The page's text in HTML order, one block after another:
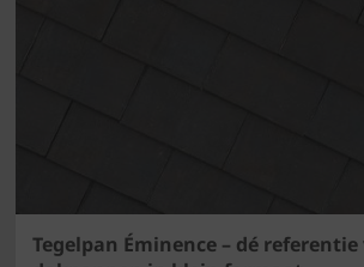
Tegelpan Éminence – dé